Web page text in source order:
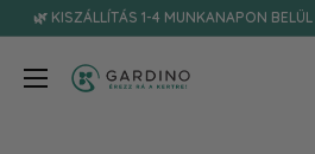
Tovább🌿 KISZÁLLÍTÁS 1-4 MUNKANAPON
Gardino